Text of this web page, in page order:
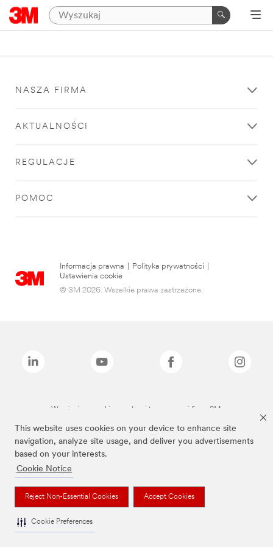
This website uses cookies on your device to enhance site
navigation, analyze site usage, and deliver you advertisements
based on your interests.
Cookie Notice
Reject Non-Essential Cookies Accept Cookies
Cookie Preferences
NASZA FIRMA
AKTUALNOŚCI
REGULACJE
POMOC
Informacja prawna Polityka prywatności
Ustawienia cookie
© 3M 2026. Wszelkie prawa zastrzeżone.
Wymienione marki są znakami towarowymi firmy 3M.